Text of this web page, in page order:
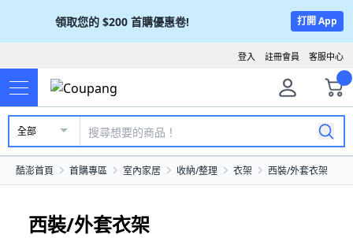
領取您的 $200 首購優惠卷! 打開 App
客服中心
註冊會員
登入
全部
酷澎首頁 首購專區 室內家居 收納/整理 衣架 西裝/外套衣架
西裝/外套衣架